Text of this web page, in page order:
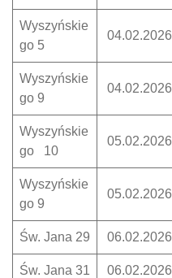
Wyszyńskie
go 5
04.02.2026
Wyszyńskie
go 9
04.02.2026
Wyszyńskie
go 10
05.02.2026
Wyszyńskie
go 9
05.02.2026
Św. Jana 29 06.02.2026
Św. Jana 31 06.02.2026